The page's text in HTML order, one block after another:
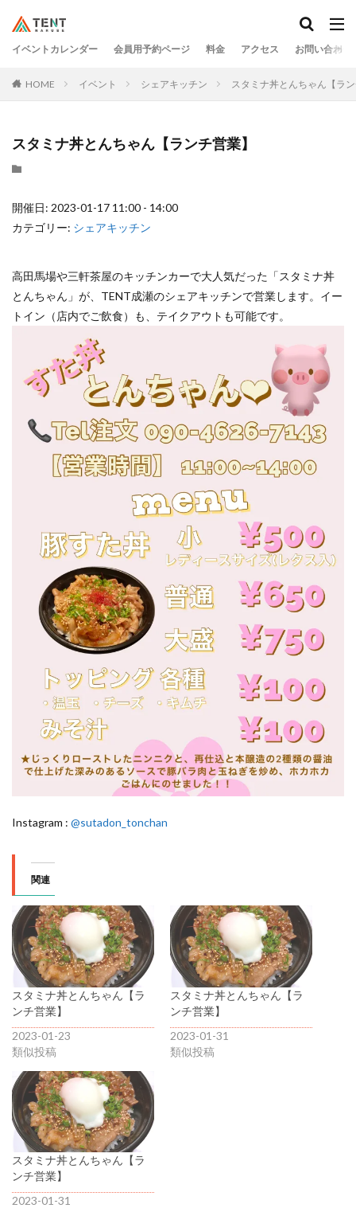
イベントカレンダー 会員用予約ページ 料金 アクセス お問い合わせ
HOME イベント シェアキッチン スタミナ丼とんちゃん【ラ
スタミナ丼とんちゃん【ランチ営業】
開催日: 2023-01-17 11:00 - 14:00
カテゴリー: シェアキッチン
高田馬場や三軒茶屋のキッチンカーで大人気だった「スタミナ丼
とんちゃん」が、TENT成瀬のシェアキッチンで営業します。イー
トイン（店内でご飲食）も、テイクアウトも可能です。
Instagram : @sutadon_tonchan
関連
スタミナ丼とんちゃん【ラ
ンチ営業】
2023-01-23
類似投稿
スタミナ丼とんちゃん【ラ
ンチ営業】
2023-01-31
類似投稿
スタミナ丼とんちゃん【ラ
ンチ営業】
2023-01-31